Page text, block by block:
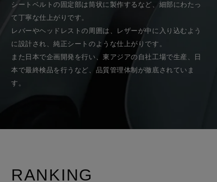
シートベルトの固定部は筒状に製作するなど、細部にわたっ
て丁寧な仕上がりです。
レバーやヘッドレストの周囲は、レザーが中に入り込むよう
に設計され、純正シートのような仕上がりです。
また日本で企画開発を行い、東アジアの自社工場で生産、日
本で最終検品を行うなど、品質管理体制が徹底されていま
す。
RANKING